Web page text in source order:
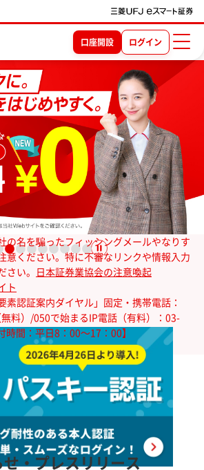
口座開設 ログイン
の名を騙ったフィッシングメールやなりす
意ください。特に不審なリンクや情報入力
さい。
日本証券業協会の注意喚起
ト
素認証案内ダイヤル」固定・携帯電話：
料）/050で始まるIP電話（有料）：03-
時間：平日8：00～17：00】
せ・プレスリリース